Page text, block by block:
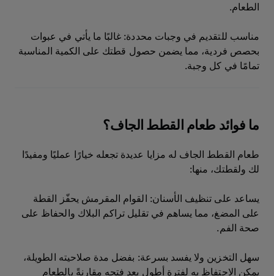
الطعام.
مناسب للتقديم في وجبات محددة: غالبًا ما يأتي في عبوات
بحصص فردية، مما يضمن حصول قطتك على الكمية المناسبة
تمامًا في كل وجبة.
ما فوائد طعام القطط الجاف؟
طعام القطط الجاف له مزايا عديدة تجعله خيارًا عمليًا ومفيدًا
لك ولقطتك، منها:
يساعد على تنظيف الأسنان: القوام المقرمش يحفّز القطة
على المضغ، مما يساهم في تقليل تراكم البلاك والحفاظ على
صحة الفم.
سهل التخزين ولا يفسد بسرعة: بفضل مدة صلاحيته الطويلة،
يمكن الاحتفاظ به لفترة أطول بعد فتحه مقارنةً بالطعام